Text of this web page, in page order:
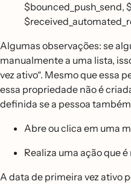
$bounced_push_send,
Algumas observações: se
manualmente a uma lista,
vez ativo“. Mesmo que essa
essa propriedade não é
definida se a pessoa
Abre ou clica em uma
Realiza uma ação que
A data de primeira vez ativo